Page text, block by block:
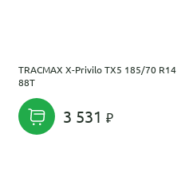
TRACMAX X-Privilo TX5 185/70 R14
88T
3 531